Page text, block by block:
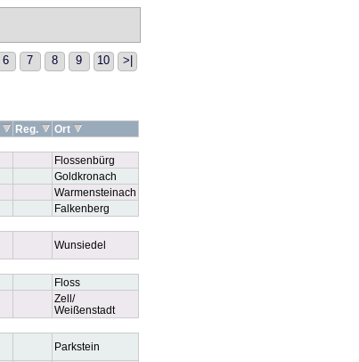
6 7 8 9 10 >|
Reg. Ort
Flossenbürg
Goldkronach
Warmensteinach
Falkenberg
Wunsiedel
Floss
Zell/
Weißenstadt
Parkstein